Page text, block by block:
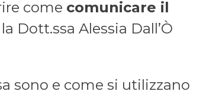
come comunicare il
Dott.ssa Alessia Dall’Ò
sono e come si utilizzano